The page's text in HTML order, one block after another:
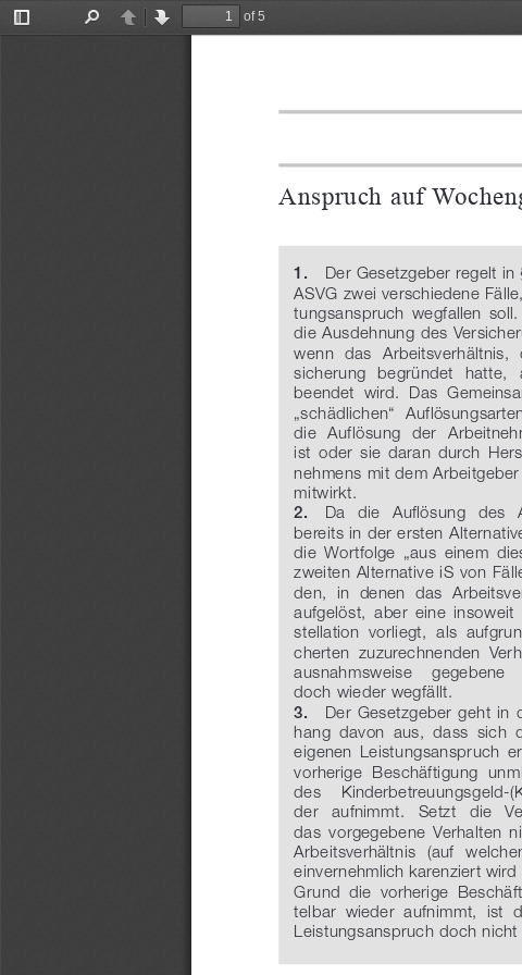
Toggle
PreviousNext
of 5
1.
Der Gesetzgeber regelt
ASVG zwei verschiedene
tungsanspruch  wegfallen  soll.
die Ausdehnung des
wenn  das  Arbeitsverhältnis,
sicherung  begründet  hatte,
beendet  wird.  Das
„schädlichen“
die  Auflösung  der
ist  oder  sie  daran  durch
nehmens mit dem
mitwirkt.
2.
Da   die   Auflösung   des
bereits in der ersten
die  Wortfolge  „aus  einem
zweiten Alternative iS von
den,  in  denen  das
aufgelöst,  aber  eine  insoweit
stellation  vorliegt,  als
cherten  zuzurechnenden
ausnahmsweise    gegebene
doch wieder wegfällt.
3.
Der  Gesetzgeber  geht
hang  davon  aus,  dass  sich
eigenen  Leistungsanspruch
vorherige  Beschäftigung
des    Kinderbetreuungsgeld-
der   aufnimmt.   Setzt   die
das  vorgegebene  Verhalten
Arbeitsverhältnis  (auf
einvernehmlich karenziert
Grund  die  vorherige
telbar  wieder  aufnimmt,  ist
Leistungsanspruch doch nicht
Anspruch auf